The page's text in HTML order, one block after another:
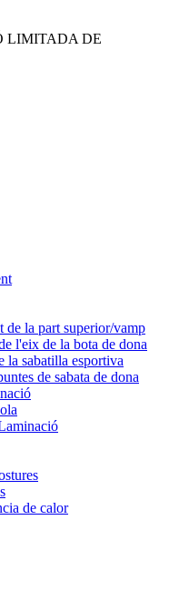
LIMITADA DE
de la part superior/vamp
l'eix de la bota de dona
la sabatilla esportiva
de sabata de dona
de calor